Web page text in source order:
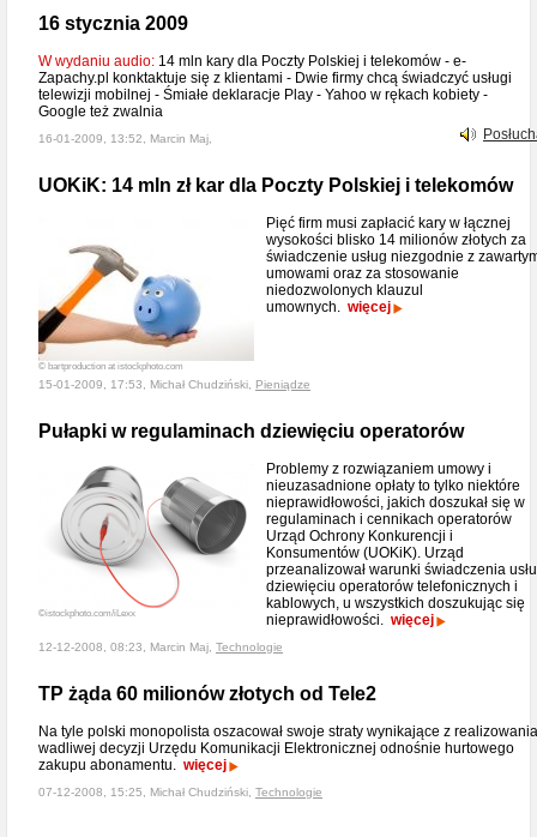
16 stycznia 2009
W wydaniu audio: 14 mln kary dla Poczty Polskiej i telekomów - e-
Zapachy.pl konktaktuje się z klientami - Dwie firmy chcą świadczyć usługi
telewizji mobilnej - Śmiałe deklaracje Play - Yahoo w rękach kobiety -
Google też zwalnia
16-01-2009, 13:52, Marcin Maj,
UOKiK: 14 mln zł kar dla Poczty Polskiej i telekomów
© bartproduction at istockphoto.com
Pięć firm musi zapłacić kary w łącznej
wysokości blisko 14 milionów złotych za
świadczenie usług niezgodnie z
umowami oraz za stosowanie
niedozwolonych klauzul
umownych. więcej
15-01-2009, 17:53, Michał Chudziński, Pieniądze
Pułapki w regulaminach dziewięciu operatorów
©istockphoto.com/iLexx
Problemy z rozwiązaniem umowy i
nieuzasadnione opłaty to tylko niektóre
nieprawidłowości, jakich doszukał się w
regulaminach i cennikach operatorów
Urząd Ochrony Konkurencji i
Konsumentów (UOKiK). Urząd
przeanalizował warunki świadczenia
dziewięciu operatorów telefonicznych i
kablowych, u wszystkich doszukując się
nieprawidłowości. więcej
12-12-2008, 08:23, Marcin Maj, Technologie
TP żąda 60 milionów złotych od Tele2
Na tyle polski monopolista oszacował swoje straty wynikające z realizowania
wadliwej decyzji Urzędu Komunikacji Elektronicznej odnośnie hurtowego
zakupu abonamentu. więcej
07-12-2008, 15:25, Michał Chudziński, Technologie